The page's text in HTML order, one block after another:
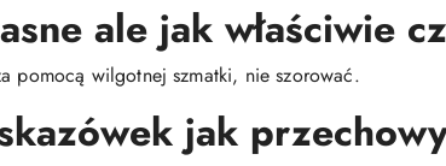
ale jak właściwie
pomocą wilgotnej szmatki, nie szorować.
jak